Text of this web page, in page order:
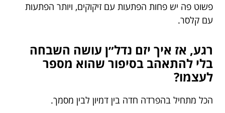
פשוט פה יש פחות הפתעות עם זיקוקים, ויותר הפתעות
עם קלסר.
רגע, אז איך יזם נדל״ן עושה השבחה
בלי להתאהב בסיפור שהוא מספר
לעצמו?
הכל מתחיל בהפרדה חדה בין דמיון לבין מסמך.